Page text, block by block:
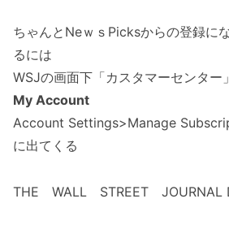
ちゃんとNeｗｓPicksからの登録に
るには
WSJの画面下「カスタマーセンター
My Account
Account Settings>Manage
に出てくる
THE WALL STREET JOURNAL